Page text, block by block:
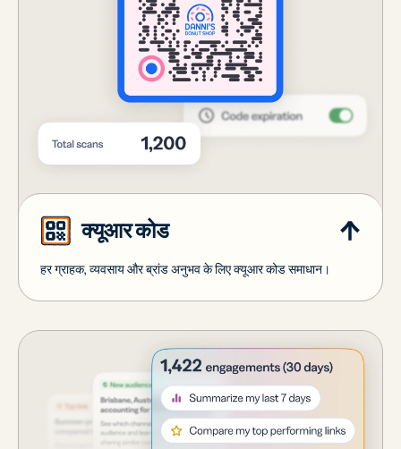
क्यूआर कोड
हर ग्राहक, व्यवसाय और ब्रांड अनुभव के लिए क्यूआर कोड समाधान।